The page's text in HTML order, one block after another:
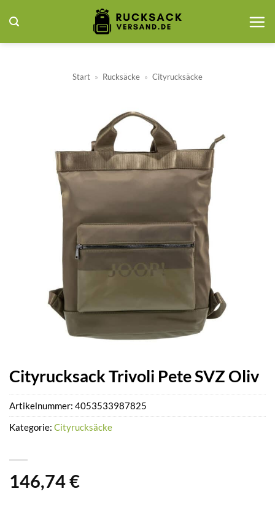
Inhalt
springen
Start » Rucksäcke » Cityrucksäcke
Cityrucksack Trivoli Pete SVZ Oliv
146,74€
Artikelnummer: 4053533987825
Kategorie: Cityrucksäcke